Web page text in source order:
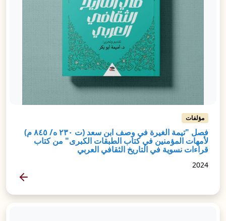
مؤلفات
فصل "تيمة الغيرة في وصف ابن سعد (ت ٢٣٠ ه/ ٨٤٥ م)
لأمهات المؤمنين في كتاب الطبقات الكبرى" من كتاب
قراءات نسوية في التاريخ الثقافي العربي
2024
المزيد